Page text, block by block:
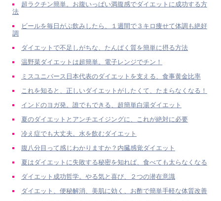
超ラクチン簡単。お腹いっぱい満腹感でダイエットに成功する方
法
ビールを毎日がぶ飲みしたら、１週間で３キロ痩せて体調も絶好
調
ダイエットで不足しがちな、たんぱく質を簡単に摂る方法
温野菜ダイエットは超簡単。電子レンジでチン！
ミスユニバース日本代表のダイエットを支える、食事黄金比率
これを知ると、正しいダイエットがしたくて、たまらなくなる！
インドのヨガ発。誰でもできる、超簡単白湯ダイエット
夏のダイエットとアンチエイジングに、これが絶対に必要
冷え症でも大丈夫。水を飲むダイエット
腹八分目って感じわかりますか？内臓感覚ダイエット
夏はダイエットに失敗する秘密を知れば、食べても太らなくなる
ダイエット成功哲学。やる気と喜び、２つの潜在意識
ダイエット、便秘解消、美肌に効く、お酢で簡単手軽な体質改善